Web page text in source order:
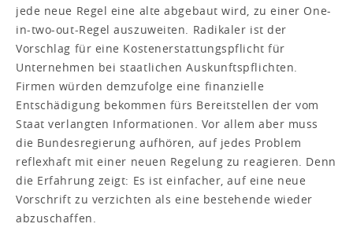
jede neue Regel eine alte abgebaut wird, zu einer One-
in-two-out-Regel auszuweiten. Radikaler ist der
Vorschlag für eine Kostenerstattungspflicht für
Unternehmen bei staatlichen Auskunftspflichten.
Firmen würden demzufolge eine finanzielle
Entschädigung bekommen fürs Bereitstellen der vom
Staat verlangten Informationen. Vor allem aber muss
die Bundesregierung aufhören, auf jedes Problem
reflexhaft mit einer neuen Regelung zu reagieren. Denn
die Erfahrung zeigt: Es ist einfacher, auf eine neue
Vorschrift zu verzichten als eine bestehende wieder
abzuschaffen.